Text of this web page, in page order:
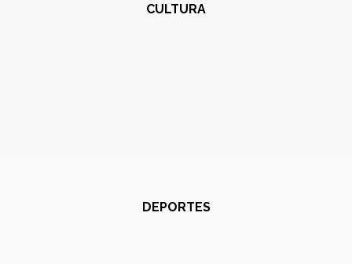
CULTURA
DEPORTES